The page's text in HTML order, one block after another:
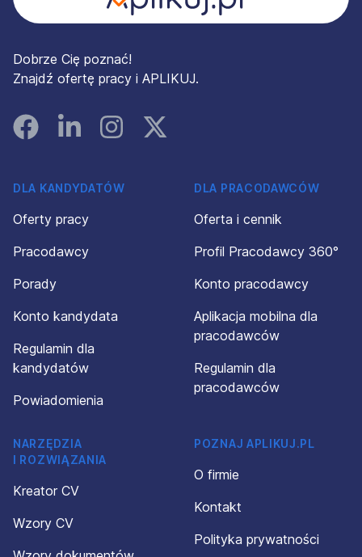
Dobrze Cię poznać!
Znajdź ofertę pracy i APLIKUJ.
FacebookLinked InInstagramInstagram
DLA KANDYDATÓW
Oferty pracy
Pracodawcy
Porady
Konto kandydata
Regulamin dla
kandydatów
Powiadomienia
DLA PRACODAWCÓW
Oferta i cennik
Profil Pracodawcy 360°
Konto pracodawcy
Aplikacja mobilna dla
pracodawców
Regulamin dla
pracodawców
NARZĘDZIA
I ROZWIĄZANIA
Kreator CV
Wzory CV
POZNAJ APLIKUJ.PL
O firmie
Kontakt
Polityka prywatności